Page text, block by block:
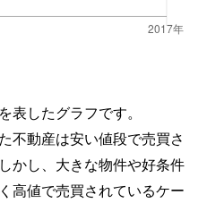
表したグラフです。
不動産は安い値段で売買さ
かし、大きな物件や好条件
高値で売買されているケー